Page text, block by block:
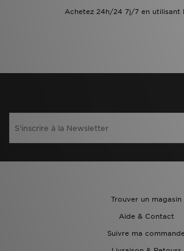
Achetez 24h/24 7j/7 en utilisant
Trouver un magasin
Aide & Contact
Suivre ma